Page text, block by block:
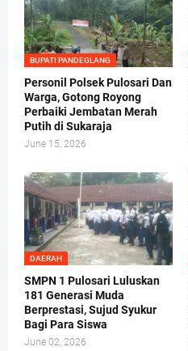
BUPATI PANDEGLANG
Personil Polsek Pulosari Dan
Warga, Gotong Royong
Perbaiki Jembatan Merah
Putih di Sukaraja
June 15, 2026
DAERAH
SMPN 1 Pulosari Luluskan
181 Generasi Muda
Berprestasi, Sujud Syukur
Bagi Para Siswa
June 02, 2026